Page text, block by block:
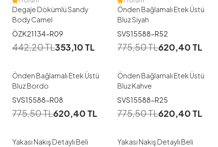
Degaje Dökümlü Sandy
Body Camel
ÖZK21134-R09
442,20TL353,10 TL
Önden Bağlamalı Etek Üstü
Bluz Siyah
SVS15588-R52
775,50TL620,40 TL
S-M L-XL
Önden Bağlamalı Etek Üstü
Bluz Bordo
SVS15588-R08
775,50TL620,40 TL
S-M L-XL
Önden Bağlamalı Etek Üstü
Bluz Kahve
SVS15588-R25
775,50TL620,40 TL
Yakası Nakış Detaylı Beli
Yakası Nakış Detaylı Beli